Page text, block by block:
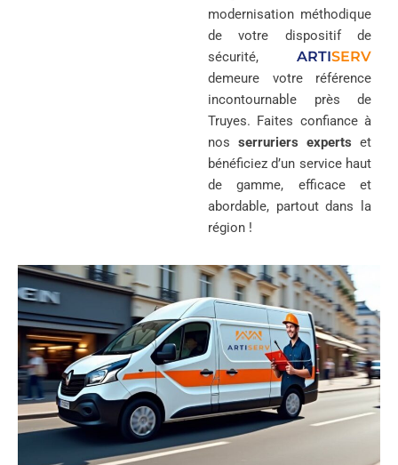
modernisation méthodique
de votre dispositif de
sécurité, ARTISERV
demeure votre référence
incontournable près de
Truyes. Faites confiance à
nos serruriers experts et
bénéficiez d’un service haut
de gamme, efficace et
abordable, partout dans la
région !